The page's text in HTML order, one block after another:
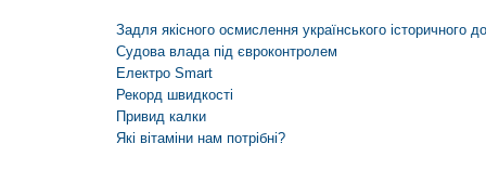
Задля якісного осмислення українського історичного
Судова влада під євроконтролем
Електро Smart
Рекорд швидкості
Привид калки
Які вітаміни нам потрібні?